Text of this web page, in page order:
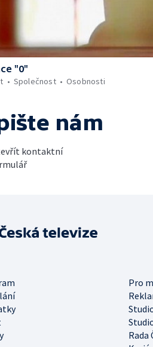
"0"
Společnost Osobnosti
nám
kontaktní
Pro
Rada